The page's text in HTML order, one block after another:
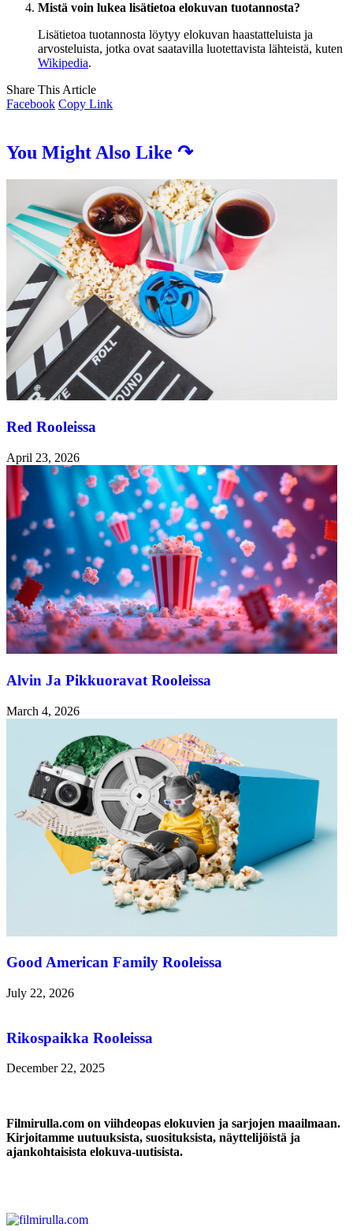
Mistä voin lukea lisätietoa elokuvan tuotannosta?
Lisätietoa tuotannosta löytyy elokuvan haastatteluista ja
arvosteluista, jotka ovat saatavilla luotettavista lähteistä, kuten
Wikipedia.
Share This Article
Facebook Copy Link
You Might Also Like ↷
Red Rooleissa
April 23, 2026
Alvin Ja Pikkuoravat Rooleissa
March 4, 2026
Good American Family Rooleissa
July 22, 2026
Rikospaikka Rooleissa
December 22, 2025
Filmirulla.com on viihdeopas elokuvien ja sarjojen maailmaan.
Kirjoitamme uutuuksista, suosituksista, näyttelijöistä ja
ajankohtaisista elokuva-uutisista.